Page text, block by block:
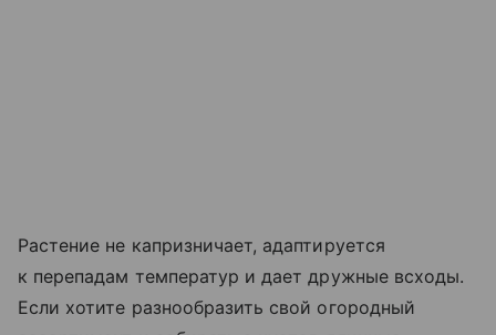
Растение не капризничает, адаптируется
к перепадам температур и дает дружные всходы.
Если хотите разнообразить свой огородный